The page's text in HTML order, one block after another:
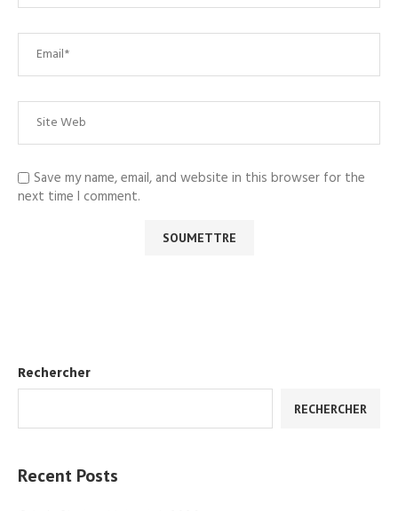
Save my name, email, and website in this browser for the
next time I comment.
Rechercher
RECHERCHER
Recent Posts